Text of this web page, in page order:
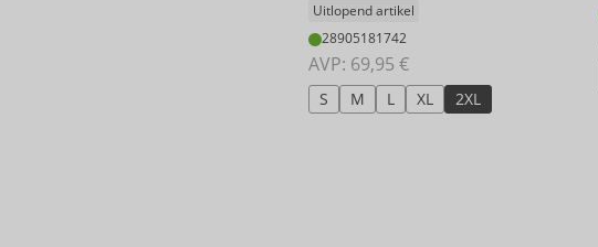
Uitlopend artikel
28905181742
AVP: 69,95 €
S M L XL 2XL